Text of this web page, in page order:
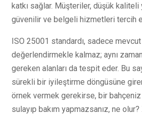
katkı sağlar. Müşteriler, düşük kaliteli
güvenilir ve belgeli hizmetleri tercih
ISO 25001 standardı, sadece
değerlendirmekle kalmaz; aynı
gereken alanları da tespit eder. Bu
sürekli bir iyileştirme döngüsüne
örnek vermek gerekirse, bir
sulayıp bakım yapmazsanız, ne